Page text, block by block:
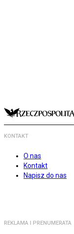
KONTAKT
O nas
Kontakt
Napisz do nas
REKLAMA I PRENUMERATA